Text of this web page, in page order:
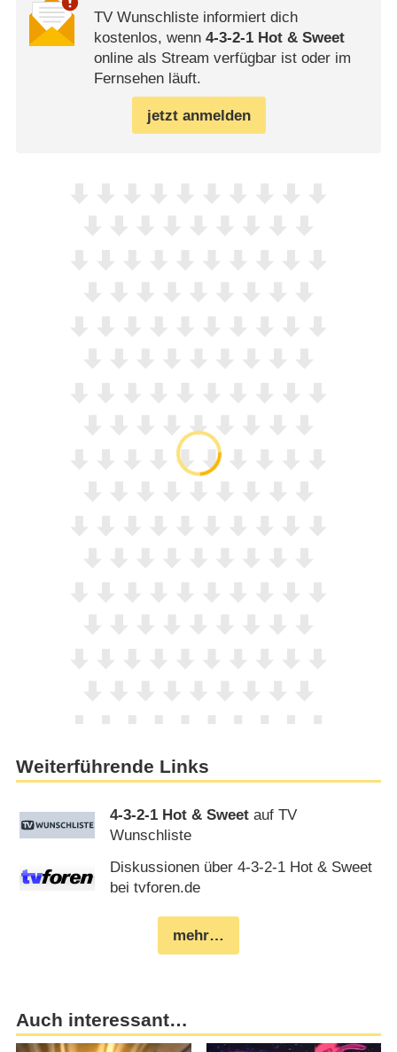
TV Wunschliste informiert dich
kostenlos, wenn 4-3-2-1 Hot & Sweet
online als Stream verfügbar ist oder im
Fernsehen läuft.
jetzt anmelden
Weiterführende Links
4-3-2-1 Hot & Sweet auf TV
Wunschliste
Diskussionen über 4-3-2-1 Hot & Sweet
bei tvforen.de
mehr…
Auch interessant…